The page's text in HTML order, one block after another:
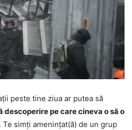
peste tine ziua ar putea să
descoperire pe care cineva o să o
. Te simți amenințat(ă) de un grup